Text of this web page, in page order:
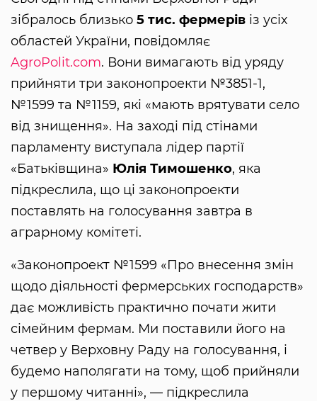
зібралось близько 5 тис. фермерів із усіх
областей України, повідомляє
AgroPolit.com. Вони вимагають від уряду
прийняти три законопроекти №3851-1,
№1599 та №1159, які «мають врятувати село
від знищення». На заході під стінами
парламенту виступала лідер партії
«Батьківщина» Юлія Тимошенко, яка
підкреслила, що ці законопроекти
поставлять на голосування завтра в
аграрному комітеті.
«Законопроект №1599 «Про внесення змін
щодо діяльності фермерських господарств»
дає можливість практично почати жити
сімейним фермам. Ми поставили його на
четвер у Верховну Раду на голосування, і
будемо наполягати на тому, щоб прийняли
у першому читанні», — підкреслила